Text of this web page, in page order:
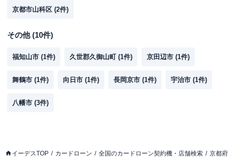
京都市山科区 (2件)
その他(10件)
福知山市 (1件) 久世郡久御山町 (1件) 京田辺市 (1件)
舞鶴市 (1件) 向日市 (1件) 長岡京市 (1件) 宇治市 (1件)
八幡市 (3件)
イーデスTOP カードローン 全国のカードローン契約機・店舗検索 京都府